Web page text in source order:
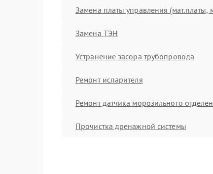
Замена платы управления (мат.платы,
Замена ТЭН
Устранение засора трубопровода
Ремонт испарителя
Ремонт датчика морозильного
Прочистка дренажной системы